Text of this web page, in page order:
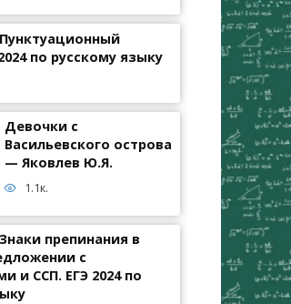
по русскому языку
Девочки с
Васильевского острова
— Яковлев Ю.Я.
1.1к.
препинания в
с
и ССП. ЕГЭ 2024 по